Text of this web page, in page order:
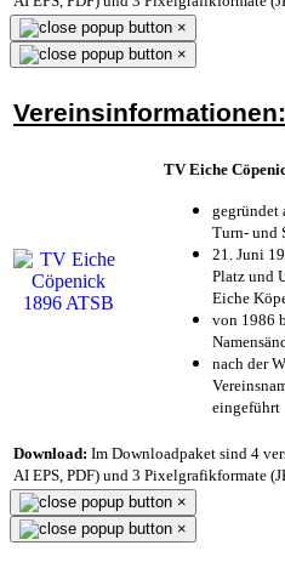
×
×
Vereinsinformationen:
TV Eiche
gegründet
Turn- und
21. Juni
Platz und
Eiche
von 1986
nach der
eingeführt
Download: Im Downloadpaket sind 4
AI EPS, PDF) und 3 Pixelgrafikformate
×
×